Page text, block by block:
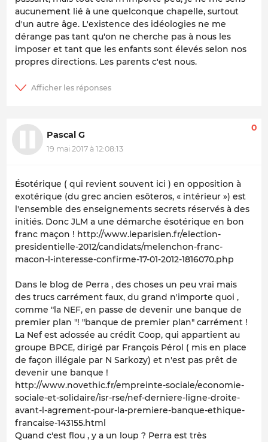
aucunement lié à une quelconque chapelle, surtout
d'un autre âge. L'existence des idéologies ne me
dérange pas tant qu'on ne cherche pas à nous les
imposer et tant que les enfants sont élevés selon nos
propres directions. Les parents c'est nous.
Pascal G
19 mai 2017 à 12:08:13
0
Ésotérique ( qui revient souvent ici ) en opposition à
exotérique (du grec ancien esôteros, « intérieur ») est
l'ensemble des enseignements secrets réservés à des
initiés. Donc JLM a une démarche ésotérique en bon
franc maçon ! http://www.leparisien.fr/election-
presidentielle-2012/candidats/melenchon-franc-
macon-l-interesse-confirme-17-01-2012-1816070.php
Dans le blog de Perra , des choses un peu vrai mais
des trucs carrément faux, du grand n'importe quoi ,
comme "la NEF, en passe de devenir une banque de
premier plan "! "banque de premier plan" carrément !
La Nef est adossée au crédit Coop, qui appartient au
groupe BPCE, dirigé par François Pérol ( mis en place
de façon illégale par N Sarkozy) et n'est pas prêt de
devenir une banque !
http://www.novethic.fr/empreinte-sociale/economie-
sociale-et-solidaire/isr-rse/nef-derniere-ligne-droite-
avant-l-agrement-pour-la-premiere-banque-ethique-
francaise-143155.html
Quand c'est flou , y a un loup ? Perra est très